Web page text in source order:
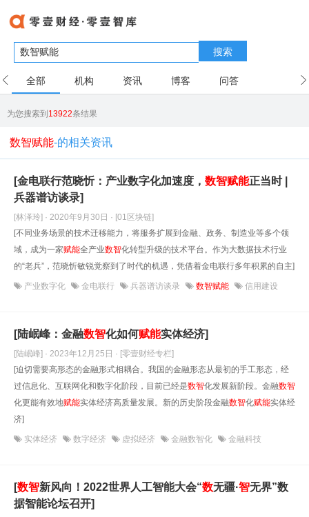
搜索
全部 机构 资讯 博客 问答
为您搜索到13922条结果
数智赋能-的相关资讯
[金电联行范晓忻：产业数字化加速度， 数智赋能正当时 |
兵器谱访谈录]
[林泽玲] · 2020年9月30日 · [01区块链]
[不同业务场景的技术迁移能力，将服务扩展到金融、政务、制造业等多个领
域，成为一家赋能全产业数智化转型升级的技术平台。作为大数据技术行业
的“老兵”，范晓忻敏锐觉察到了时代的机遇，凭借着金电联行多年积累的自主]
产业数字化 金电联行 兵器谱访谈录 数智赋能 信用建设
[陆岷峰：金融数智化如何赋能实体经济]
[陆岷峰] · 2023年12月25日 · [零壹财经专栏]
[迫切需要高形态的金融形式相耦合。我国的金融形态从最初的手工形态，经
过信息化、互联网化和数字化阶段，目前已经是数智化发展新阶段。金融数智
化更能有效地赋能实体经济高质量发展。新的历史阶段金融数智化赋能实体经
济]
实体经济 数字经济 虚拟经济 金融数智化 金融科技
[数智新风向！2022世界人工智能大会“数无疆·智无界”数
据智能论坛召开]